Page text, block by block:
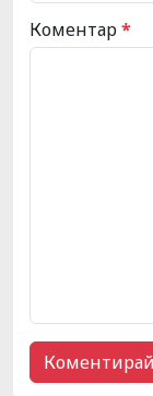
Коментар*